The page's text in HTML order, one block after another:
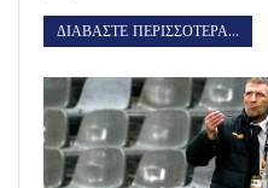
ΔΙΑΒΑΣΤΕ ΠΕΡΙΣΣΟΤΕΡΑ...